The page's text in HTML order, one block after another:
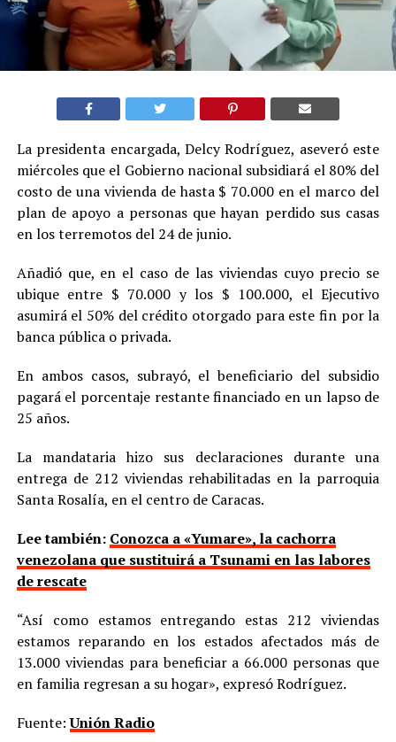
La presidenta encargada, Delcy Rodríguez, aseveró este
miércoles que el Gobierno nacional subsidiará el 80% del
costo de una vivienda de hasta $ 70.000 en el marco del
plan de apoyo a personas que hayan perdido sus casas
en los terremotos del 24 de junio.
Añadió que, en el caso de las viviendas cuyo precio se
ubique entre $ 70.000 y los $ 100.000, el Ejecutivo
asumirá el 50% del crédito otorgado para este fin por la
banca pública o privada.
En ambos casos, subrayó, el beneficiario del subsidio
pagará el porcentaje restante financiado en un lapso de
25 años.
La mandataria hizo sus declaraciones durante una
entrega de 212 viviendas rehabilitadas en la parroquia
Santa Rosalía, en el centro de Caracas.
Lee también: Conozca a «Yumare», la cachorra
venezolana que sustituirá a Tsunami en las labores
de rescate
“Así como estamos entregando estas 212 viviendas
estamos reparando en los estados afectados más de
13.000 viviendas para beneficiar a 66.000 personas que
en familia regresan a su hogar», expresó Rodríguez.
Fuente:Unión Radio